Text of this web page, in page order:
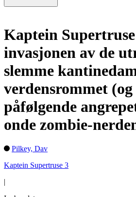
Kaptein
invasjonen av de
slemme
verdensrommet
påfølgende
onde zombie-
Pilkey, Dav
Kaptein Supertruse 3
|